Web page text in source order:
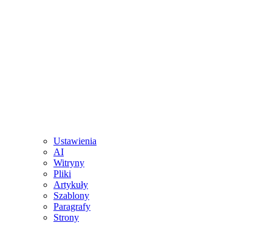
Ustawienia
AI
Witryny
Pliki
Artykuły
Szablony
Paragrafy
Strony